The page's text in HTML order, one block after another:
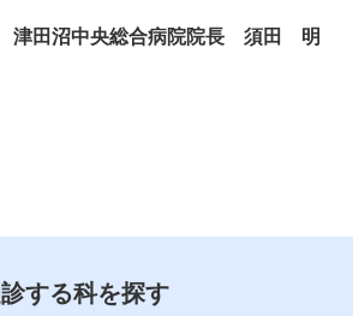
津田沼中央総合病院院長 須田 明
する科を探す